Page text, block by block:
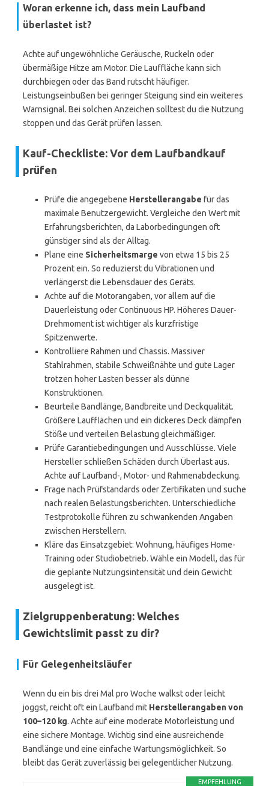
Woran erkenne ich, dass mein Laufband
überlastet ist?
Achte auf ungewöhnliche Geräusche, Ruckeln oder
übermäßige Hitze am Motor. Die Lauffläche kann sich
durchbiegen oder das Band rutscht häufiger.
Leistungseinbußen bei geringer Steigung sind ein weiteres
Warnsignal. Bei solchen Anzeichen solltest du die Nutzung
stoppen und das Gerät prüfen lassen.
Kauf-Checkliste: Vor dem Laufbandkauf
prüfen
Prüfe die angegebene Herstellerangabe für das
maximale Benutzergewicht. Vergleiche den Wert mit
Erfahrungsberichten, da Laborbedingungen oft
günstiger sind als der Alltag.
Plane eine Sicherheitsmarge von etwa 15 bis 25
Prozent ein. So reduzierst du Vibrationen und
verlängerst die Lebensdauer des Geräts.
Achte auf die Motorangaben, vor allem auf die
Dauerleistung oder Continuous HP. Höheres Dauer-
Drehmoment ist wichtiger als kurzfristige
Spitzenwerte.
Kontrolliere Rahmen und Chassis. Massiver
Stahlrahmen, stabile Schweißnähte und gute Lager
trotzen hoher Lasten besser als dünne
Konstruktionen.
Beurteile Bandlänge, Bandbreite und Deckqualität.
Größere Laufflächen und ein dickeres Deck dämpfen
Stöße und verteilen Belastung gleichmäßiger.
Prüfe Garantiebedingungen und Ausschlüsse. Viele
Hersteller schließen Schäden durch Überlast aus.
Achte auf Laufband-, Motor- und Rahmenabdeckung.
Frage nach Prüfstandards oder Zertifikaten und suche
nach realen Belastungsberichten. Unterschiedliche
Testprotokolle führen zu schwankenden Angaben
zwischen Herstellern.
Kläre das Einsatzgebiet: Wohnung, häufiges Home-
Training oder Studiobetrieb. Wähle ein Modell, das für
die geplante Nutzungsintensität und dein Gewicht
ausgelegt ist.
Zielgruppenberatung: Welches
Gewichtslimit passt zu dir?
Für Gelegenheitsläufer
Wenn du ein bis drei Mal pro Woche walkst oder leicht
joggst, reicht oft ein Laufband mit Herstellerangaben von
100–120 kg. Achte auf eine moderate Motorleistung und
eine sichere Montage. Wichtig sind eine ausreichende
Bandlänge und eine einfache Wartungsmöglichkeit. So
bleibt das Gerät zuverlässig bei gelegentlicher Nutzung.
EMPFEHLUNG